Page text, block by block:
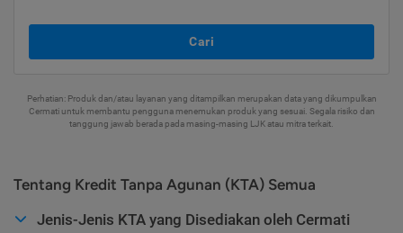
Cari
Perhatian: Produk dan/atau layanan yang ditampilkan merupakan data yang dikumpulkan
Cermati untuk membantu pengguna menemukan produk yang sesuai. Segala risiko dan
tanggung jawab berada pada masing-masing LJK atau mitra terkait.
Tentang Kredit Tanpa Agunan (KTA) Semua
Jenis-Jenis KTA yang Disediakan oleh Cermati